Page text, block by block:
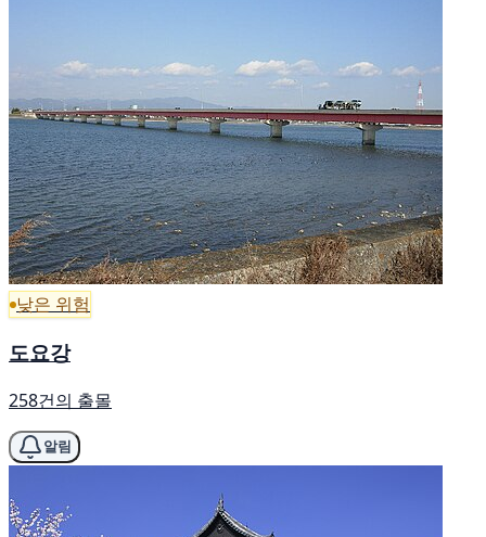
낮은 위험
도요강
258건의 출몰
알림